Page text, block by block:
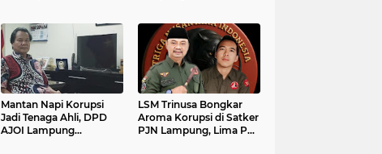
PKPCK
Mantan Napi Korupsi
Jadi Tenaga Ahli, DPD
AJOI Lampung
LSM Trinusa Bongkar
Aroma Korupsi di Satker
PJN Lampung, Lima Pos